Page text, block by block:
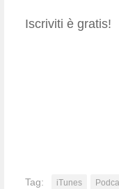
Iscriviti è gratis!
Tag: iTunes